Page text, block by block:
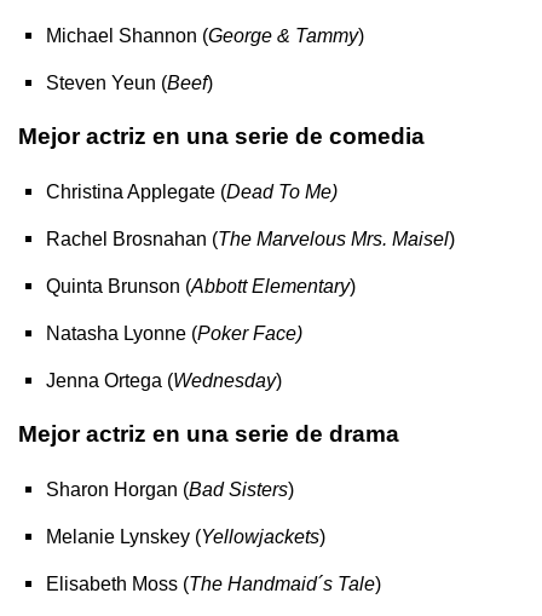
Michael Shannon (George & Tammy)
Steven Yeun (Beef)
Mejor actriz en una serie de comedia
Christina Applegate (Dead To Me)
Rachel Brosnahan (The Marvelous Mrs. Maisel)
Quinta Brunson (Abbott Elementary)
Natasha Lyonne (Poker Face)
Jenna Ortega (Wednesday)
Mejor actriz en una serie de drama
Sharon Horgan (Bad Sisters)
Melanie Lynskey (Yellowjackets)
Elisabeth Moss (The Handmaid´s Tale)